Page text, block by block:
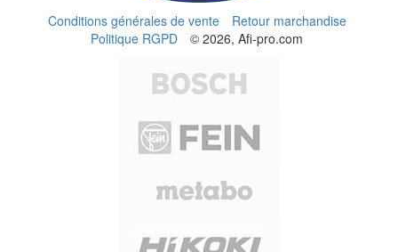
Conditions générales de vente
Retour marchandise
Politique RGPD
© 2026, Afi-pro.com